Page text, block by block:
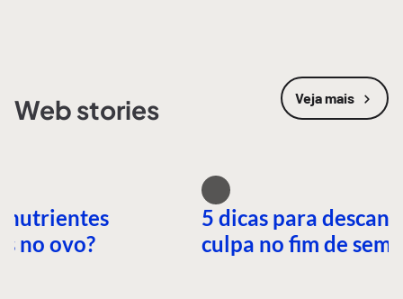
Web stories Veja mais
nutrientes
no ovo?
5 dicas para
culpa no fim de